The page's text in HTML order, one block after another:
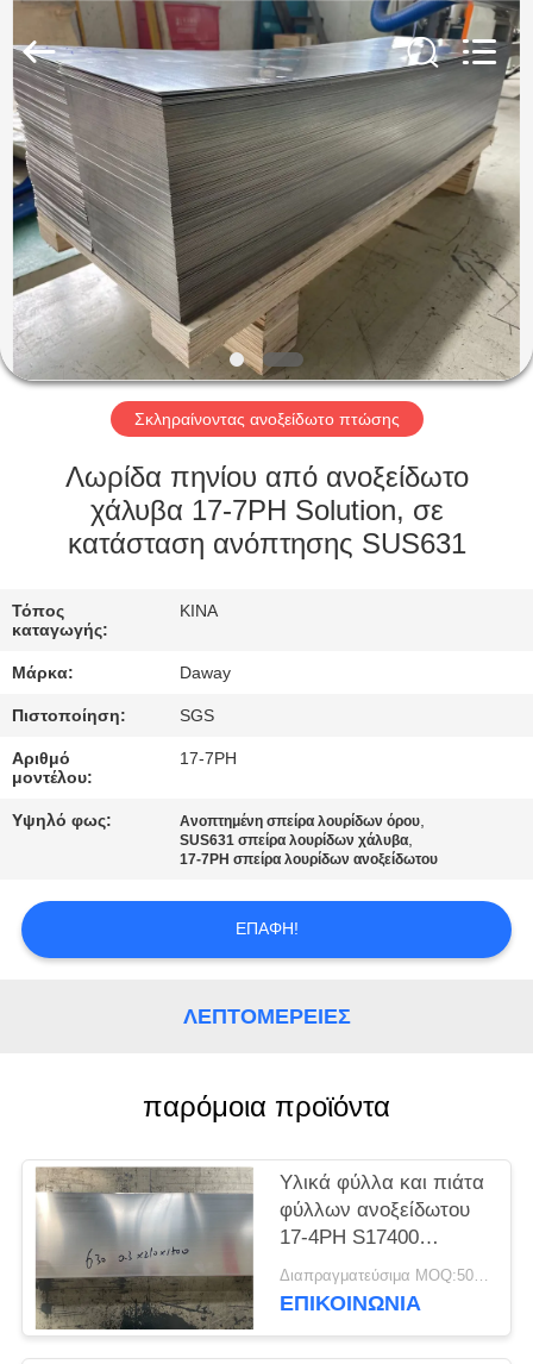
ΣΠΊΤΙ
ΠΡΟΪΌΝΤΑ
ΒΊΝΤΕΟ
ΠΕΡΊΠΟΥ
ΕΜΕΊΣ
ΓΎΡΟΣ
ΕΡΓΟΣΤΑΣΊΩΝ
ΈΛΕΓΧΟΣ
ΜΑΣ
ΕΛΆΤΕ
ΣΕ
ΕΠΑΦΉ
ΈΝΑ
ΑΠΌΣΠΑΣΜΑ
PRIVACY
POLICY
Co.,
Ltd.
Rights
Reserved.
Σκληραίνοντας ανοξείδωτο πτώσης
Λωρίδα πηνίου από ανοξείδωτο
χάλυβα 17-7PH Solution, σε
κατάσταση ανόπτησης SUS631
Τόπος
καταγωγής:
ΚΙΝΑ
Μάρκα: Daway
Πιστοποίηση: SGS
Αριθμό
μοντέλου:
17-7PH
Υψηλό φως: Ανοπτημένη σπείρα λουρίδων όρου,
SUS631 σπείρα λουρίδων χάλυβα,
17-7PH σπείρα λουρίδων ανοξείδωτου
ΕΠΑΦΉ!
ΛΕΠΤΟΜΈΡΕΙΕΣ
παρόμοια προϊόντα
Υλικά φύλλα και πιάτα
φύλλων ανοξείδωτου
17-4PH S17400
SUS630
Διαπραγματεύσιμα MOQ:500 κλ
ΕΠΙΚΟΙΝΩΝΊΑ